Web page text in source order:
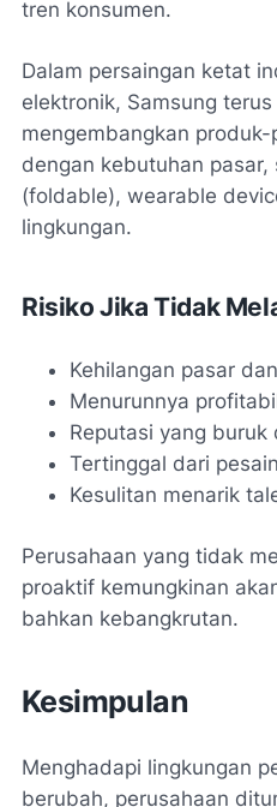
tren konsumen.
Dalam persaingan ketat
elektronik, Samsung
mengembangkan
dengan kebutuhan
(foldable), wearable
lingkungan.
Risiko Jika Tidak
Kehilangan pasar
Menurunnya
Reputasi yang buruk
Tertinggal dari
Kesulitan menarik
Perusahaan yang tidak
proaktif kemungkinan
bahkan kebangkrutan.
Kesimpulan
Menghadapi lingkungan
berubah, perusahaan